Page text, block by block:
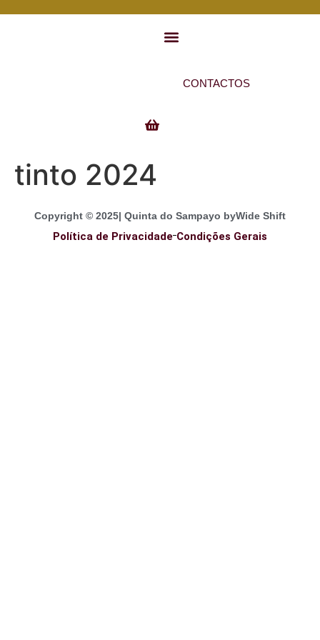
CONTACTOS
tinto 2024
Copyright © 2025| Quinta do Sampayo byWide Shift
Política de Privacidade Condições Gerais